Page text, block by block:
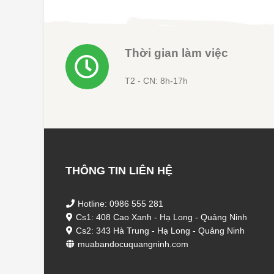
Thời gian làm việc
T2 - CN: 8h-17h
THÔNG TIN LIÊN HỆ
Hotline: 0986 555 281
Cs1: 408 Cao Xanh - Hạ Long - Quảng Ninh
Cs2: 343 Hà Trung - Hạ Long - Quảng Ninh
muabandocuquangninh.com